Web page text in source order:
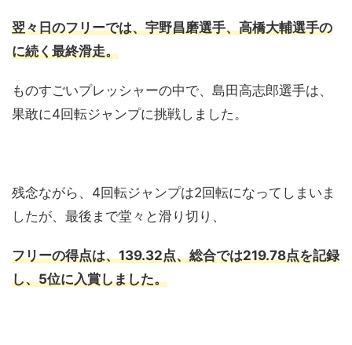
翌々日のフリーでは、宇野昌磨選手、高橋大輔選手の
に続く最終滑走。
ものすごいプレッシャーの中で、島田高志郎選手は、
果敢に4回転ジャンプに挑戦しました。
残念ながら、4回転ジャンプは2回転になってしまいま
したが、最後まで堂々と滑り切り、
フリーの得点は、139.32点、総合では219.78点を記録
し、5位に入賞しました。